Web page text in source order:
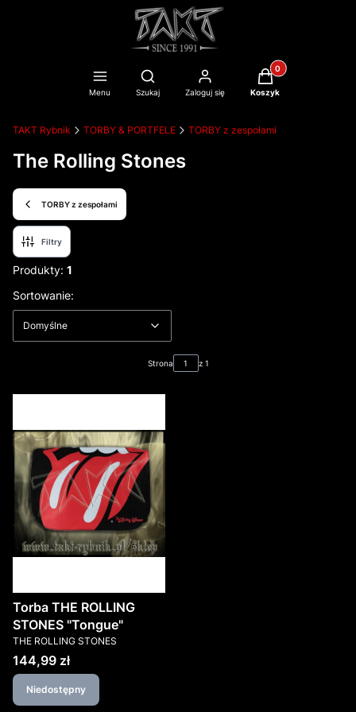
Menu
Otwórz wyszukiwarkę
Szukaj Zaloguj się
Produkty w
Koszyk
TAKT Rybnik TORBY & PORTFELE TORBY z zespołami
The Rolling Stones
TORBY z zespołami
Filtry
Produkty: 1
Lista produktów
Sortowanie:
Domyślne
Strona z 1
Torba THE ROLLING
STONES "Tongue"
PRODUCENT
THE ROLLING STONES
Cena
144,99 zł
Niedostępny